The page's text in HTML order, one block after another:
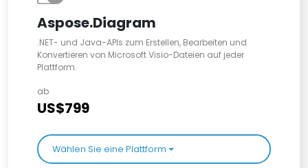
Aspose.Diagram
.NET- und Java-APIs zum Erstellen, Bearbeiten und
Konvertieren von Microsoft Visio-Dateien auf jeder
Plattform.
ab
US$799
Wählen Sie eine Plattform